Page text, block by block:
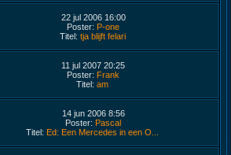
22 jul 2006 16:00
Poster: P-one
Titel: tja blijft felari
11 jul 2007 20:25
Poster: Frank
Titel: am
14 jun 2006 8:56
Poster: Pascal
Titel: Ed: Een Mercedes in een O...